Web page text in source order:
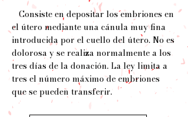
Consiste en depositar los embriones en
el útero mediante una cánula muy fina
introducida por el cuello del útero. No es
dolorosa y se realiza normalmente a los
tres días de la donación. La ley limita a
tres el número máximo de embriones
que se pueden transferir.